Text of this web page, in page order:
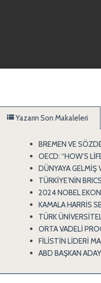
Yazarın Son Makaleleri
BREMEN VE
OECD: “HOW’S
DÜNYAYA GELMİŞ
TÜRKİYE’NİN
2024 NOBEL
KAMALA HARRİS
TÜRK
ORTA VADELİ
FİLİSTİN LİDERİ
ABD BAŞKAN